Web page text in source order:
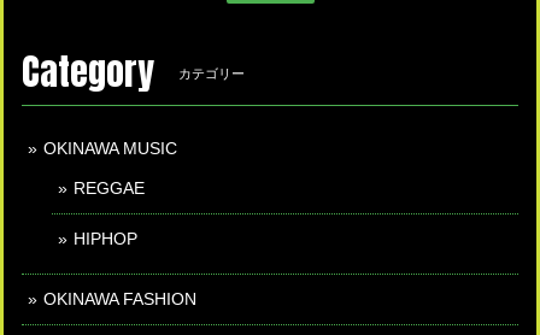
Category カテゴリー
OKINAWA MUSIC
REGGAE
HIPHOP
OKINAWA FASHION